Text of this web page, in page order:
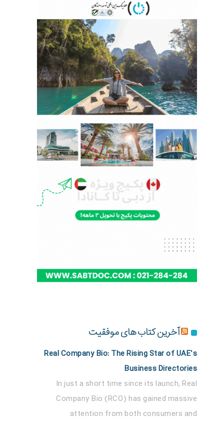
آخرین کتاب های موفقیت
Real Company Bio: The Rising Star of UAE’s
Business Directories
In just a short time since its launch, Real
Company Bio (RCO) has gained massive
attention from both consumers and